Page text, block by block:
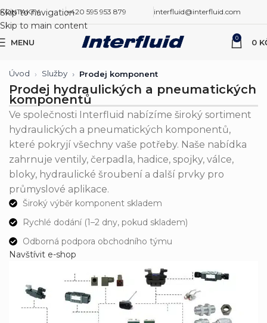
Skip to navigation
Skip to main content
KONTAKTY +420 595 953 879 interfluid@interfluid.com
MENU 0 0
Úvod Služby Prodej komponent
Prodej hydraulických a pneumatických
komponentů
Ve společnosti Interfluid nabízíme široký sortiment
hydraulických a pneumatických komponentů,
které pokryjí všechny vaše potřeby. Naše nabídka
zahrnuje ventily, čerpadla, hadice, spojky, válce,
bloky, hydraulické šroubení a další prvky pro
průmyslové aplikace.
Široký výběr komponent skladem
Rychlé dodání (1–2 dny, pokud skladem)
Odborná podpora obchodního týmu
Navštívit e-shop